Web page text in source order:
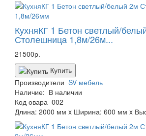
КухняКГ 1 Бетон светлый/
Столешница 1,8м/26м...
21500р.
Купить
Производители SV мебель
Наличие: В наличии
Код овара 002
Длина: 2000 мм x Ширина: 600 мм x